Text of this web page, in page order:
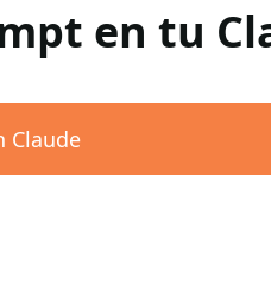
en tu
Claude